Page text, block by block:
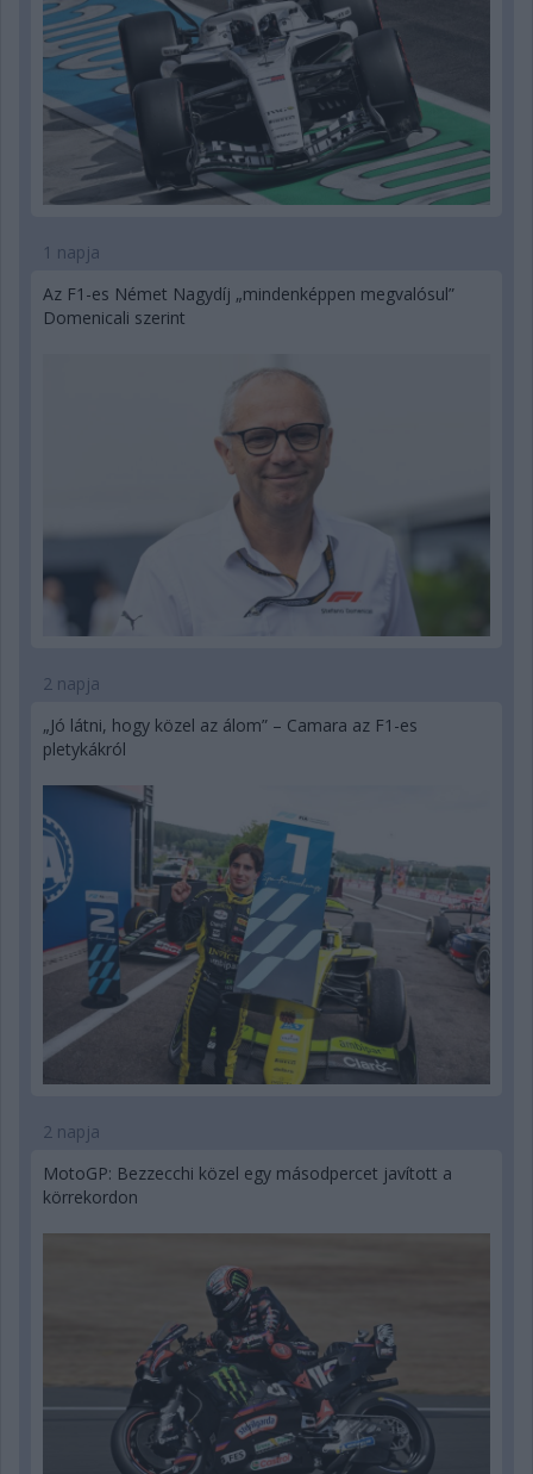
1 napja
Az F1-es Német Nagydíj „mindenképpen megvalósul”
Domenicali szerint
2 napja
„Jó látni, hogy közel az álom” – Camara az F1-es
pletykákról
2 napja
MotoGP: Bezzecchi közel egy másodpercet javított a
körrekordon